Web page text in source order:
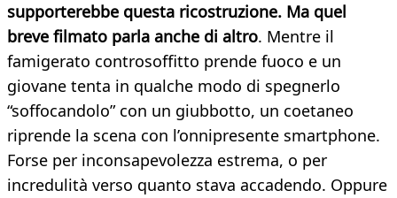
supporterebbe questa ricostruzione. Ma quel
breve filmato parla anche di altro. Mentre il
famigerato controsoffitto prende fuoco e un
giovane tenta in qualche modo di spegnerlo
“soffocandolo” con un giubbotto, un coetaneo
riprende la scena con l’onnipresente smartphone.
Forse per inconsapevolezza estrema, o per
incredulità verso quanto stava accadendo. Oppure